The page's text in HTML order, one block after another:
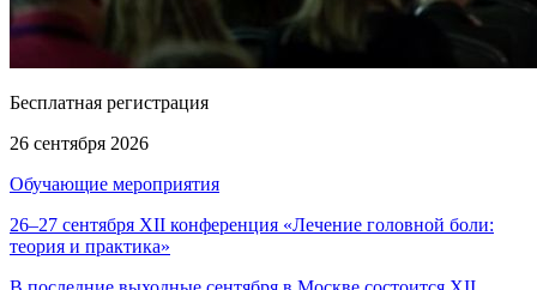
Бесплатная регистрация
26 сентября 2026
Обучающие мероприятия
26–27 сентября XII конференция «Лечение головной боли:
теория и практика»